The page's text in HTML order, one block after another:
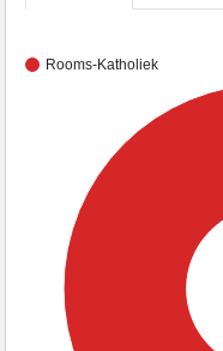
Rooms-Katholiek